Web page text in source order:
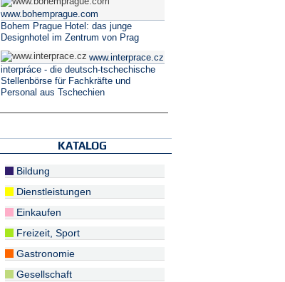
www.bohemprague.com
Bohem Prague Hotel: das junge
Designhotel im Zentrum von Prag
www.interprace.cz
interpráce - die deutsch-tschechische
Stellenbörse für Fachkräfte und
Personal aus Tschechien
KATALOG
Bildung
Dienstleistungen
Einkaufen
Freizeit, Sport
Gastronomie
Gesellschaft